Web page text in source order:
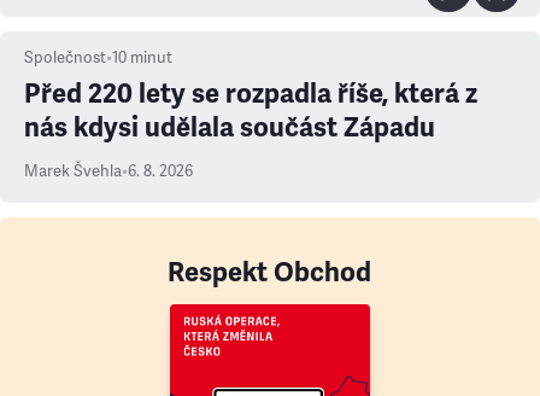
Společnost•10 minut
Před 220 lety se rozpadla říše, která z
nás kdysi udělala součást Západu
Marek Švehla•6. 8. 2026
Respekt Obchod